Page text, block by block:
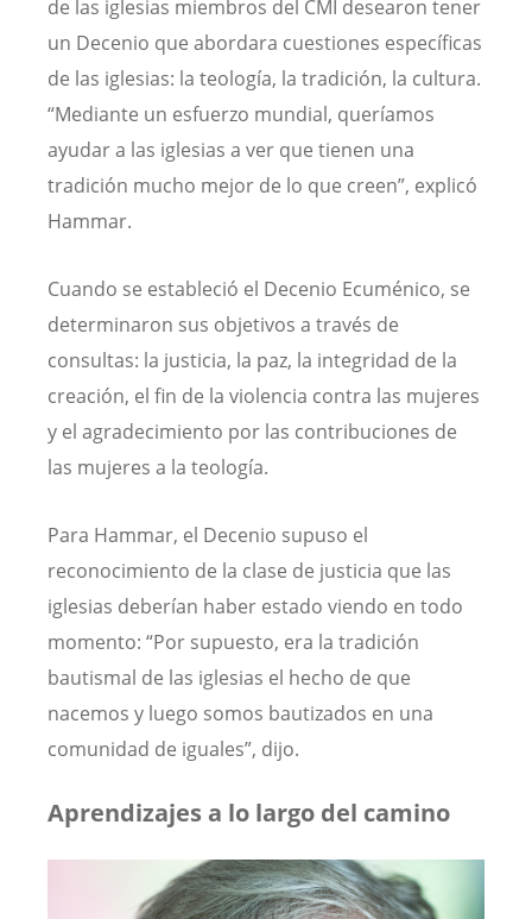
de las iglesias miembros del CMI desearon tener
un Decenio que abordara cuestiones específicas
de las iglesias: la teología, la tradición, la cultura.
“Mediante un esfuerzo mundial, queríamos
ayudar a las iglesias a ver que tienen una
tradición mucho mejor de lo que creen”, explicó
Hammar.
Cuando se estableció el Decenio Ecuménico, se
determinaron sus objetivos a través de
consultas: la justicia, la paz, la integridad de la
creación, el fin de la violencia contra las mujeres
y el agradecimiento por las contribuciones de
las mujeres a la teología.
Para Hammar, el Decenio supuso el
reconocimiento de la clase de justicia que las
iglesias deberían haber estado viendo en todo
momento: “Por supuesto, era la tradición
bautismal de las iglesias el hecho de que
nacemos y luego somos bautizados en una
comunidad de iguales”, dijo.
Aprendizajes a lo largo del camino